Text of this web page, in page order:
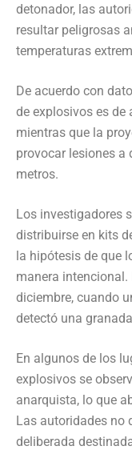
detonador, las
resultar peligrosas
temperaturas
De acuerdo con
de explosivos es
mientras que la
provocar lesiones a
metros.
Los investigadores
distribuirse en kits
la hipótesis de que
manera intencional.
diciembre, cuando
detectó una
En algunos de los
explosivos se
anarquista, lo que
Las autoridades no
deliberada